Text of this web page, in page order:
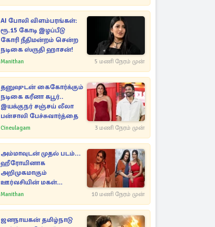
AI போலி விளம்பரங்கள்:
ரூ.15 கோடி இழப்பீடு
கோரி நீதிமன்றம் சென்ற
நடிகை ஸ்ருதி ஹாசன்!
Manithan 5 மணி நேரம் முன்
தனுஷுடன் கைகோர்க்கும்
நடிகை கரீனா கபூர்..
இயக்குநர் சஞ்சய் லீலா
பன்சாலி பேச்சுவார்த்தை
Cineulagam 3 மணி நேரம் முன்
அம்மாவுடன் முதல் படம்...
ஹீரோயினாக
அறிமுகமாகும்
ஊர்வசியின் மகள்
தேஜலட்சுமி!
Manithan 10 மணி நேரம் முன்
ஜனநாயகன் தமிழ்நாடு